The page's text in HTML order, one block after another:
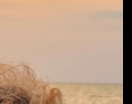
Einsatz und die
und
und
wieder auf dich